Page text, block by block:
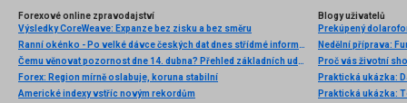
Forexové online zpravodajství
Výsledky CoreWeave: Expanze bez zisku a bez směru
Ranní okénko - Po velké dávce českých dat dnes střídmé informace
Čemu věnovat pozornost dne 14. dubna? Přehled základních událostí pro začátečníky
Forex: Region mírně oslabuje, koruna stabilní
Americké indexy vstříc novým rekordům
Blogy uživatelů
Prekúpený
Nedělní příprava:
Proč vás životní
Praktická ukázka:
Praktická ukázka: